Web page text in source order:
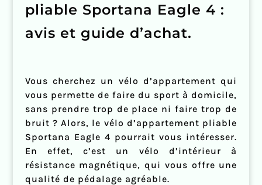
pliable Sportana Eagle 4 :
avis et guide d’achat.
Vous cherchez un vélo d’appartement qui
vous permette de faire du sport à domicile,
sans prendre trop de place ni faire trop de
bruit ? Alors, le vélo d’appartement pliable
Sportana Eagle 4 pourrait vous intéresser.
En effet, c’est un vélo d’intérieur à
résistance magnétique, qui vous offre une
qualité de pédalage agréable.